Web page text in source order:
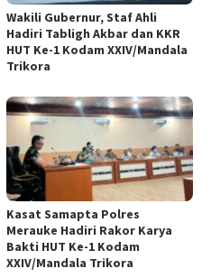
Wakili Gubernur, Staf Ahli
Hadiri Tabligh Akbar dan KKR
HUT Ke-1 Kodam XXIV/Mandala
Trikora
Kasat Samapta Polres
Merauke Hadiri Rakor Karya
Bakti HUT Ke-1 Kodam
XXIV/Mandala Trikora